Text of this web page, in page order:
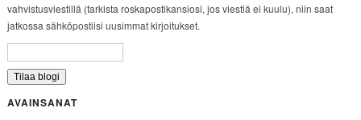
vahvistusviestillä (tarkista roskapostikansiosi, jos viestiä ei kuulu), niin saat
jatkossa sähköpostiisi uusimmat kirjoitukset.
AVAINSANAT